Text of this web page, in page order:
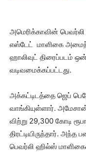
அமெரிக்காவின்
எஸ்டேட் மாளிகை
ஹாலிவுட் திரைப்படம்
வடிவமைக்கப்பட்டது.
அக்கட்டிடத்தை ஜெப்
வாங்கியுள்ளார்.
விற்று 29,300 கோடி
திரட்டியிருந்தார். அந்த
பெவர்லி ஹில்ஸ்